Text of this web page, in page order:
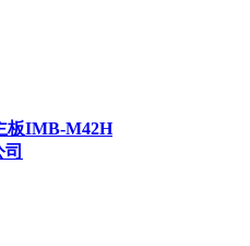
板IMB-M42H